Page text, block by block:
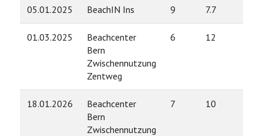
05.01.2025 BeachIN Ins 9 7.7
01.03.2025
Beachcenter
Bern
Zwischennutzung
Zentweg
6 12
18.01.2026
Beachcenter
Bern
Zwischennutzung
7 10